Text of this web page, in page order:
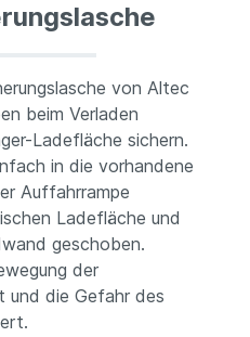
von Altec
beim Verladen
Ladefläche sichern.
in die vorhandene
Auffahrrampe
Ladefläche und
geschoben.
der
und die Gefahr des